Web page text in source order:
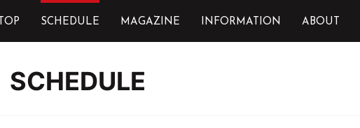
TOP SCHEDULE MAGAZINE INFORMATION ABOUT
SCHEDULE